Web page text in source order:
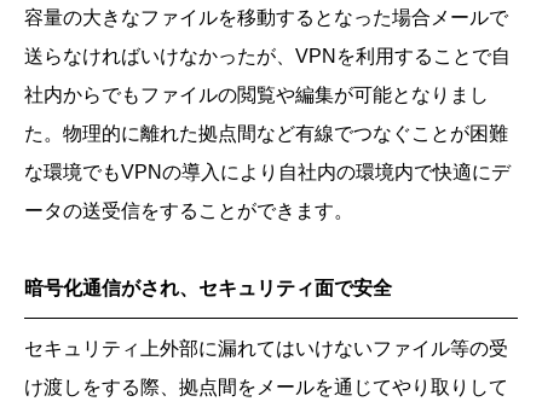
容量の大きなファイルを移動するとなった場合メールで
送らなければいけなかったが、VPNを利用することで自
社内からでもファイルの閲覧や編集が可能となりまし
た。物理的に離れた拠点間など有線でつなぐことが困難
な環境でもVPNの導入により自社内の環境内で快適にデ
ータの送受信をすることができます。
暗号化通信がされ、セキュリティ面で安全
セキュリティ上外部に漏れてはいけないファイル等の受
け渡しをする際、拠点間をメールを通じてやり取りして